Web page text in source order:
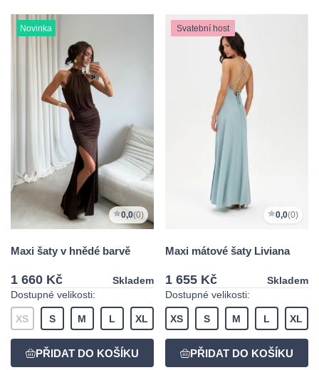
Novinka
0,0(0)
Maxi šaty v hnědé barvě
1 660 Kč
Skladem
Dostupné velikosti:
XS S M L XL
Svatební host
0,0(0)
Maxi mátové šaty Liviana
1 655 Kč
Skladem
Dostupné velikosti:
XS S M L XL